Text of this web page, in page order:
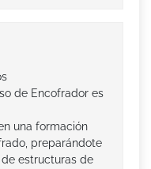
de Encofrador es
una formación
preparándote
estructuras de